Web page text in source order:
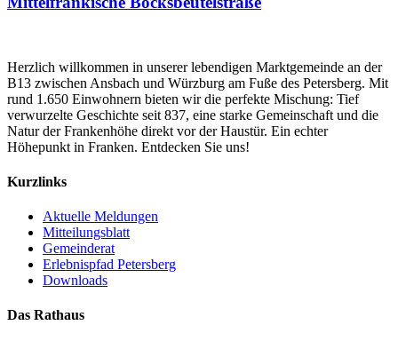
Herzlich willkommen in unserer lebendigen Marktgemeinde an der
B13 zwischen Ansbach und Würzburg am Fuße des Petersberg. Mit
rund 1.650 Einwohnern bieten wir die perfekte Mischung: Tief
verwurzelte Geschichte seit 837, eine starke Gemeinschaft und die
Natur der Frankenhöhe direkt vor der Haustür. Ein echter
Höhepunkt in Franken. Entdecken Sie uns!
Kurzlinks
Aktuelle Meldungen
Mitteilungsblatt
Gemeinderat
Erlebnispfad Petersberg
Downloads
Das Rathaus